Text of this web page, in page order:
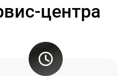
центра